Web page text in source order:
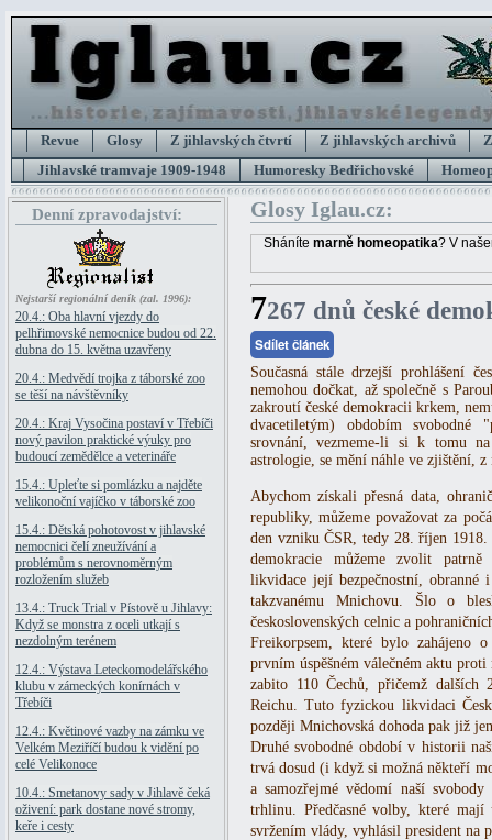
Revue Glosy Z jihlavských čtvrtí Z jihlavských archivů
Jihlavské tramvaje 1909-1948
Humoresky Bedřichovské
Denní zpravodajství:
Nejstarší regionální deník (zal. 1996):
20.4.: Oba hlavní vjezdy do
pelhřimovské nemocnice budou od 22.
dubna do 15. května uzavřeny
20.4.: Medvědí trojka z táborské zoo
se těší na návštěvníky
20.4.: Kraj Vysočina postaví v Třebíči
nový pavilon praktické výuky pro
budoucí zemědělce a veterináře
15.4.: Upleťte si pomlázku a najděte
velikonoční vajíčko v táborské zoo
15.4.: Dětská pohotovost v jihlavské
nemocnici čelí zneužívání a
problémům s nerovnoměrným
rozložením služeb
13.4.: Truck Trial v Pístově u Jihlavy:
Když se monstra z oceli utkají s
nezdolným terénem
12.4.: Výstava Leteckomodelářského
klubu v zámeckých konírnách v
Třebíči
12.4.: Květinové vazby na zámku ve
Velkém Meziříčí budou k vidění po
celé Velikonoce
10.4.: Smetanovy sady v Jihlavě čeká
oživení: park dostane nové stromy,
keře i cesty
Glosy Iglau.cz:
Sháníte marně homeopatika? V
7267 dnů české
Sdílet článek
Současná stále drzejší prohlášení
nemohou dočkat, až společně s
zakroutí české demokracii krkem,
dvacetiletým) obdobím svobodné
srovnání, vezmeme-li si k tomu
astrologie, se mění náhle ve zjištění,
Abychom získali přesná data,
republiky, můžeme považovat za
den vzniku ČSR, tedy 28. říjen 1918.
demokracie můžeme zvolit
likvidace její bezpečnostní, obranné
takzvanému Mnichovu. Šlo o
československých celnic a
Freikorpsem, které bylo zahájeno
prvním úspěšném válečném aktu
zabito 110 Čechů, přičemž
Reichu. Tuto fyzickou likvidaci
později Mnichovská dohoda pak již
Druhé svobodné období v historii
trvá dosud (i když si možná někteří
a samozřejmé vědomí naší
trhlinu. Předčasné volby, které mají
svržením vlády, vyhlásil president na